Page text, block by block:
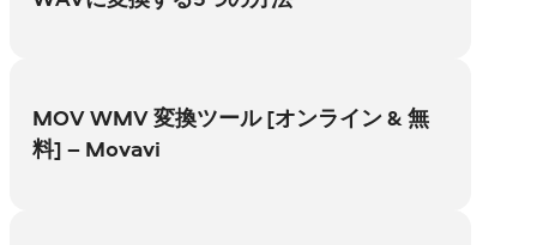
MOV WMV 変換ツール [オンライン & 無
料] – Movavi